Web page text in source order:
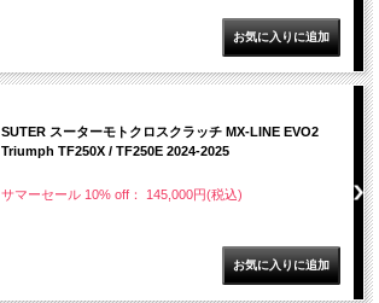
SUTER スーターモトクロスクラッチ MX-LINE EVO2
Triumph TF250X / TF250E 2024-2025
サマーセール 10% off： 145,000円(税込)